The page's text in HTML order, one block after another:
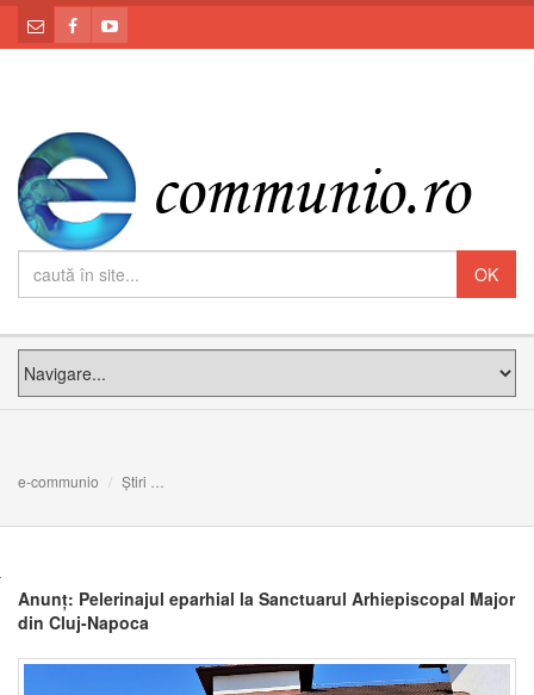
e-communio Știri
Anunț: Pelerinajul eparhial la Sanctuarul Arhiepiscopal Major
din Cluj-Napoca